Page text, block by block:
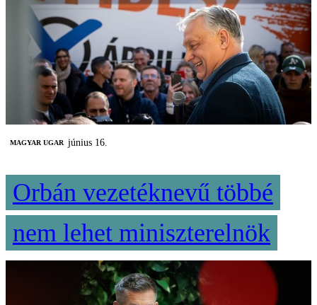
MAGYAR UGAR június 16.
Orbán vezetéknevű többé
nem lehet miniszterelnök